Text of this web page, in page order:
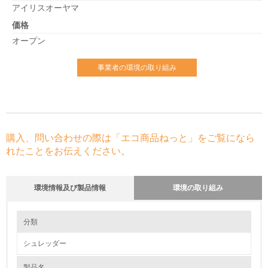
アイリスオーヤマ
価格
オープン
事業者の環境の取り組み
購入、問い合わせの際は「エコ商品ねっと」をご覧になら
れたことをお伝えください。
環境情報及び製品情報 環境の取り組み
1.環境取り組み体制
分類
シュレッダー